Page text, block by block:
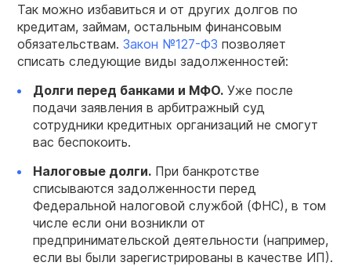
Так можно избавиться и от других долгов по
кредитам, займам, остальным финансовым
обязательствам. Закон №127-ФЗ позволяет
списать следующие виды задолженностей:
Долги перед банками и МФО. Уже после
подачи заявления в арбитражный суд
сотрудники кредитных организаций не смогут
вас беспокоить.
Налоговые долги. При банкротстве
списываются задолженности перед
Федеральной налоговой службой (ФНС), в том
числе если они возникли от
предпринимательской деятельности (например,
если вы были зарегистрированы в качестве ИП).